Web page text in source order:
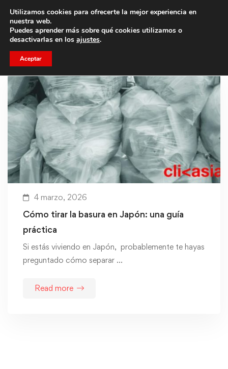
Trae a un amigo y llevaos un total de 75€ de descuento.
4 marzo, 2026
Cómo tirar la basura en Japón: una guía
práctica
Si estás viviendo en Japón, probablemente te hayas
preguntado cómo separar …
Read more
Utilizamos cookies para ofrecerte la mejor experiencia en
nuestra web.
Puedes aprender más sobre qué cookies utilizamos o
desactivarlas en los ajustes.
Aceptar